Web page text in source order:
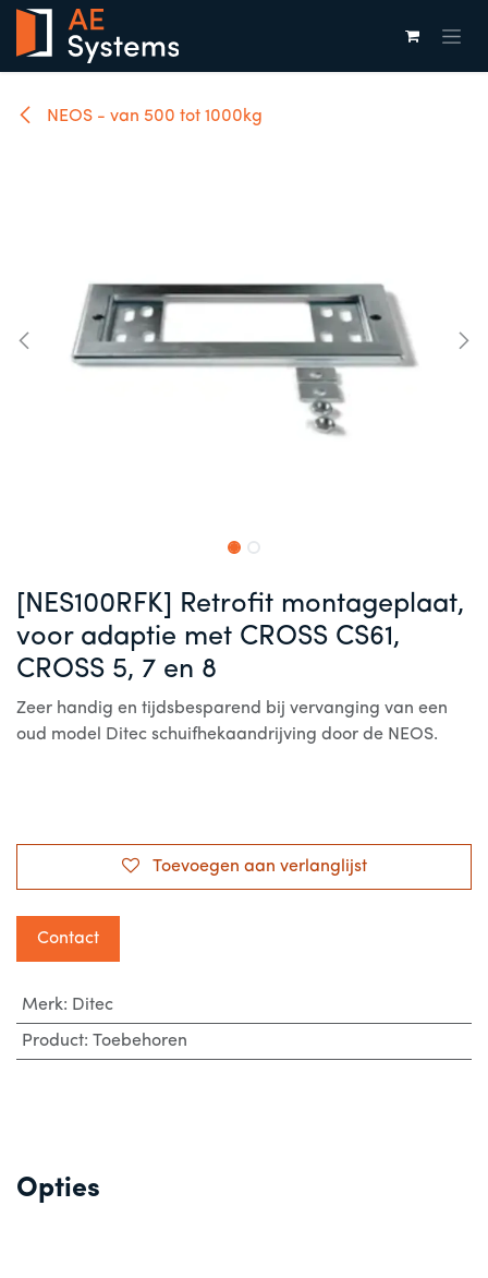
Overslaan naar inhoud
NEOS - van 500 tot 1000kg
[NES100RFK] Retrofit montageplaat,
voor adaptie met CROSS CS61,
CROSS 5, 7 en 8
Zeer handig en tijdsbesparend bij vervanging van een
oud model Ditec schuifhekaandrijving door de NEOS.
Toevoegen aan verlanglijst
Contact
Merk: Ditec
Product: Toebehoren
Opties